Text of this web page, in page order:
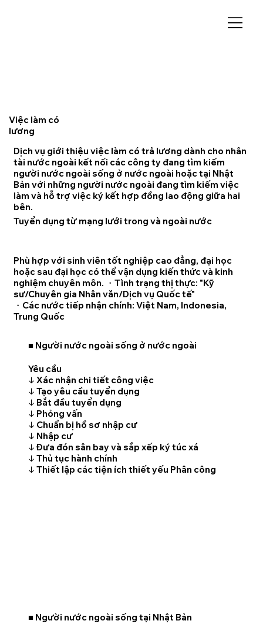
Việc làm có
lương
Dịch vụ giới thiệu việc làm có trả lương dành cho nhân
tài nước ngoài kết nối các công ty đang tìm kiếm
người nước ngoài sống ở nước ngoài hoặc tại Nhật
Bản với những người nước ngoài đang tìm kiếm việc
làm và hỗ trợ việc ký kết hợp đồng lao động giữa hai
bên.
Tuyển dụng từ mạng lưới trong và ngoài nước
Phù hợp với sinh viên tốt nghiệp cao đẳng, đại học
hoặc sau đại học có thể vận dụng kiến thức và kinh
nghiệm chuyên môn. ・Tình trạng thị thực: "Kỹ
sư/Chuyên gia Nhân văn/Dịch vụ Quốc tế"
・Các nước tiếp nhận chính: Việt Nam, Indonesia,
Trung Quốc
■ Người nước ngoài sống ở nước ngoài
Yêu cầu
↓ Xác nhận chi tiết công việc
↓ Tạo yêu cầu tuyển dụng
↓ Bắt đầu tuyển dụng
↓ Phỏng vấn
↓ Chuẩn bị hồ sơ nhập cư
↓ Nhập cư
↓ Đưa đón sân bay và sắp xếp ký túc xá
↓ Thủ tục hành chính
↓ Thiết lập các tiện ích thiết yếu Phân công
■ Người nước ngoài sống tại Nhật Bản